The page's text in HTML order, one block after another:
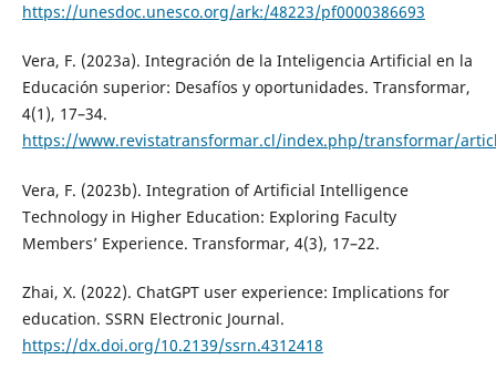
https://unesdoc.unesco.org/ark:/48223/pf0000386693
Vera, F. (2023a). Integración de la Inteligencia Artificial en la
Educación superior: Desafíos y oportunidades. Transformar,
4(1), 17–34.
https://www.revistatransformar.cl/index.php/transformar/
Vera, F. (2023b). Integration of Artificial Intelligence
Technology in Higher Education: Exploring Faculty
Members’ Experience. Transformar, 4(3), 17–22.
Zhai, X. (2022). ChatGPT user experience: Implications for
education. SSRN Electronic Journal.
https://dx.doi.org/10.2139/ssrn.4312418